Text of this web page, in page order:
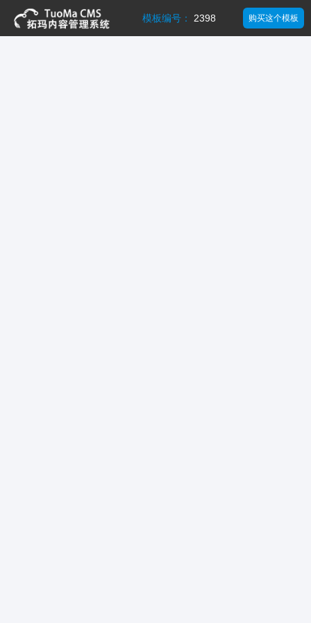
模板编号： 2398 购买这个模板